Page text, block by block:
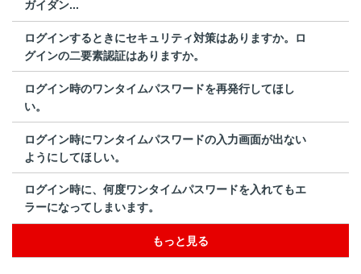
ガイダン...
ログインするときにセキュリティ対策はありますか。ロ
グインの二要素認証はありますか。
ログイン時のワンタイムパスワードを再発行してほし
い。
ログイン時にワンタイムパスワードの入力画面が出ない
ようにしてほしい。
ログイン時に、何度ワンタイムパスワードを入れてもエ
ラーになってしまいます。
もっと見る